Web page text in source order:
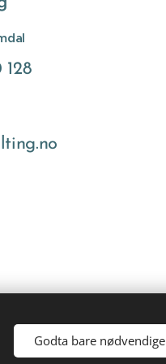
Godta bare nødvendige